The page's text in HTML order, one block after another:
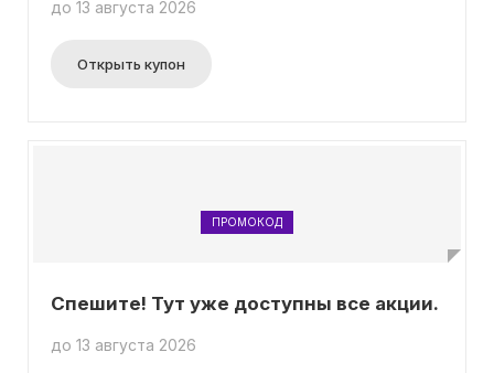
Royal Samples или картонный пакет Royal Samples.
Royal Samples Cosmetics или косметический
набор, вам предоставляется возможность
до 13 августа 2026
Открыть купон
ПРОМОКОД
Спешите! Тут уже доступны все акции.
до 13 августа 2026